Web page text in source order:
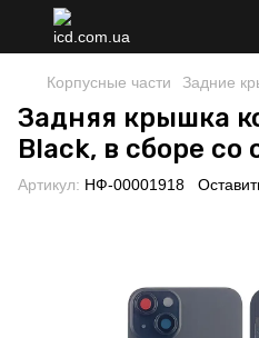
Корпусные части Задние
Задняя крышка
Black, в сборе
Артикул: НФ-00001918